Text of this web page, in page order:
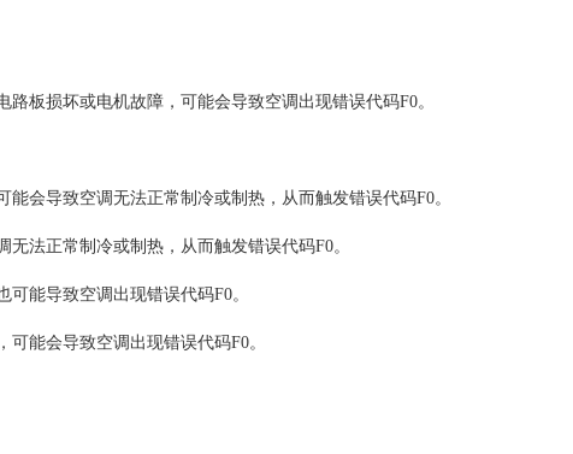
损坏或电机故障，可能会导致空调出现错误代码F0。
导致空调无法正常制冷或制热，从而触发错误代码F0。
法正常制冷或制热，从而触发错误代码F0。
能导致空调出现错误代码F0。
能会导致空调出现错误代码F0。